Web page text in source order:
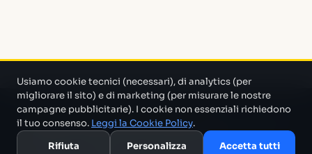
Un progetto di Marco Monty Montemagno
che cerca in mezzo al casino e ti porta solo quello che serve.
Usiamo cookie tecnici (necessari), di analytics (per
migliorare il sito) e di marketing (per misurare le nostre
campagne pubblicitarie). I cookie non essenziali richiedono
il tuo consenso. Leggi la Cookie Policy.
Rifiuta
Personalizza Accetta tutti